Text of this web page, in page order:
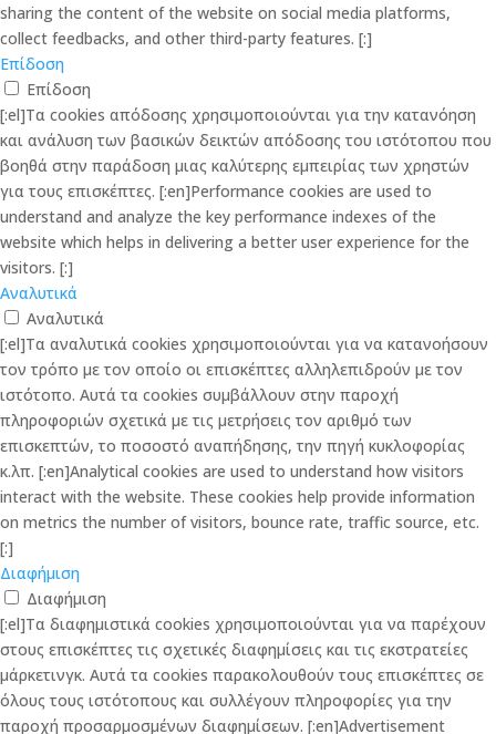
sharing the content of the website on social media platforms,
collect feedbacks, and other third-party features. [:]
Επίδοση
Επίδοση
[:el]Τα cookies απόδοσης χρησιμοποιούνται για την κατανόηση
και ανάλυση των βασικών δεικτών απόδοσης του ιστότοπου που
βοηθά στην παράδοση μιας καλύτερης εμπειρίας των χρηστών
για τους επισκέπτες. [:en]Performance cookies are used to
understand and analyze the key performance indexes of the
website which helps in delivering a better user experience for the
visitors. [:]
Αναλυτικά
Αναλυτικά
[:el]Τα αναλυτικά cookies χρησιμοποιούνται για να κατανοήσουν
τον τρόπο με τον οποίο οι επισκέπτες αλληλεπιδρούν με τον
ιστότοπο. Αυτά τα cookies συμβάλλουν στην παροχή
πληροφοριών σχετικά με τις μετρήσεις τον αριθμό των
επισκεπτών, το ποσοστό αναπήδησης, την πηγή κυκλοφορίας
κ.λπ. [:en]Analytical cookies are used to understand how visitors
interact with the website. These cookies help provide information
on metrics the number of visitors, bounce rate, traffic source, etc.
[:]
Διαφήμιση
Διαφήμιση
[:el]Τα διαφημιστικά cookies χρησιμοποιούνται για να παρέχουν
στους επισκέπτες τις σχετικές διαφημίσεις και τις εκστρατείες
μάρκετινγκ. Αυτά τα cookies παρακολουθούν τους επισκέπτες σε
όλους τους ιστότοπους και συλλέγουν πληροφορίες για την
παροχή προσαρμοσμένων διαφημίσεων. [:en]Advertisement